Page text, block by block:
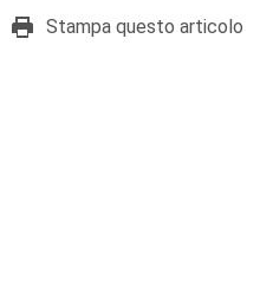
Stampa questo articolo